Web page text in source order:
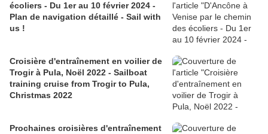
écoliers - Du 1er au 10 février 2024 -
Plan de navigation détaillé - Sail with
us !
Croisière d'entraînement en voilier de
Trogir à Pula, Noël 2022 - Sailboat
training cruise from Trogir to Pula,
Christmas 2022
Prochaines croisières d'entraînement